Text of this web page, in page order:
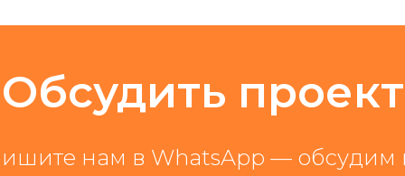
Обсудить проект
нам в WhatsApp — обсудим